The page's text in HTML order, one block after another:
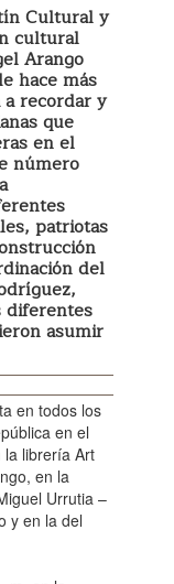
Cultural y
cultural
Arango
hace más
a recordar y
que
en el
número
patriotas
del
diferentes
asumir
en todos los
en el
la librería Art
en la
Urrutia –
y en la del